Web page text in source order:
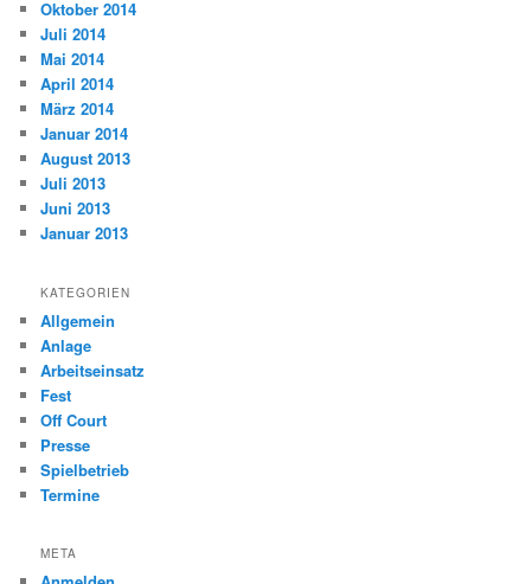
Oktober 2014
Juli 2014
Mai 2014
April 2014
März 2014
Januar 2014
August 2013
Juli 2013
Juni 2013
Januar 2013
KATEGORIEN
Allgemein
Anlage
Arbeitseinsatz
Fest
Off Court
Presse
Spielbetrieb
Termine
META